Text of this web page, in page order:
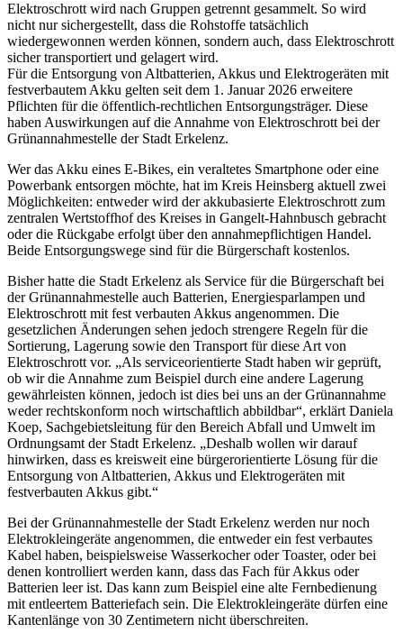
Elektroschrott wird nach Gruppen getrennt gesammelt. So wird
nicht nur sichergestellt, dass die Rohstoffe tatsächlich
wiedergewonnen werden können, sondern auch, dass Elektroschrott
sicher transportiert und gelagert wird.
Für die Entsorgung von Altbatterien, Akkus und Elektrogeräten mit
festverbautem Akku gelten seit dem 1. Januar 2026 erweitere
Pflichten für die öffentlich-rechtlichen Entsorgungsträger. Diese
haben Auswirkungen auf die Annahme von Elektroschrott bei der
Grünannahmestelle der Stadt Erkelenz.
Wer das Akku eines E-Bikes, ein veraltetes Smartphone oder eine
Powerbank entsorgen möchte, hat im Kreis Heinsberg aktuell zwei
Möglichkeiten: entweder wird der akkubasierte Elektroschrott zum
zentralen Wertstoffhof des Kreises in Gangelt-Hahnbusch gebracht
oder die Rückgabe erfolgt über den annahmepflichtigen Handel.
Beide Entsorgungswege sind für die Bürgerschaft kostenlos.
Bisher hatte die Stadt Erkelenz als Service für die Bürgerschaft bei
der Grünannahmestelle auch Batterien, Energiesparlampen und
Elektroschrott mit fest verbauten Akkus angenommen. Die
gesetzlichen Änderungen sehen jedoch strengere Regeln für die
Sortierung, Lagerung sowie den Transport für diese Art von
Elektroschrott vor. „Als serviceorientierte Stadt haben wir geprüft,
ob wir die Annahme zum Beispiel durch eine andere Lagerung
gewährleisten können, jedoch ist dies bei uns an der Grünannahme
weder rechtskonform noch wirtschaftlich abbildbar“, erklärt Daniela
Koep, Sachgebietsleitung für den Bereich Abfall und Umwelt im
Ordnungsamt der Stadt Erkelenz. „Deshalb wollen wir darauf
hinwirken, dass es kreisweit eine bürgerorientierte Lösung für die
Entsorgung von Altbatterien, Akkus und Elektrogeräten mit
festverbauten Akkus gibt.“
Bei der Grünannahmestelle der Stadt Erkelenz werden nur noch
Elektrokleingeräte angenommen, die entweder ein fest verbautes
Kabel haben, beispielsweise Wasserkocher oder Toaster, oder bei
denen kontrolliert werden kann, dass das Fach für Akkus oder
Batterien leer ist. Das kann zum Beispiel eine alte Fernbedienung
mit entleertem Batteriefach sein. Die Elektrokleingeräte dürfen eine
Kantenlänge von 30 Zentimetern nicht überschreiten.